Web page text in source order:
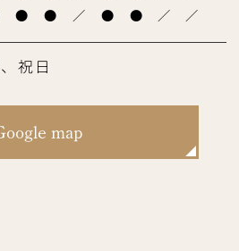
● ● ／ ● ● ／ ／
祝日
map